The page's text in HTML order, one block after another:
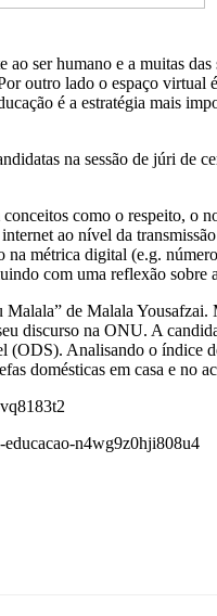
ser humano e a muitas
outro lado o espaço
é a estratégia mais
na sessão de júri
como o respeito, o
ao nível da
métrica digital (e.g.
com uma reflexão
de Malala Yousafzai.
discurso na ONU. A
(ODS). Analisando o índice
domésticas em casa e no
n4wg9z0hji808u4